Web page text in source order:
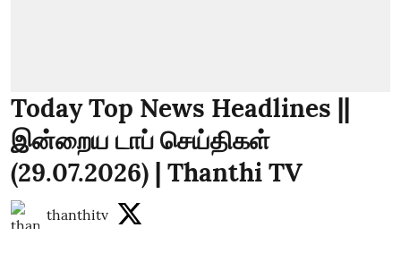
Today Top News Headlines ||
இன்றைய டாப் செய்திகள்
(29.07.2026) | Thanthi TV
thanthitv